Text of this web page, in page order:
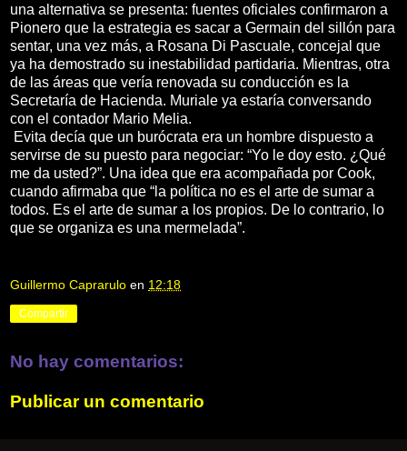
una alternativa se presenta: fuentes oficiales confirmaron a
Pionero que la estrategia es sacar a Germain del sillón para
sentar, una vez más, a Rosana Di Pascuale, concejal que
ya ha demostrado su inestabilidad partidaria. Mientras, otra
de las áreas que vería renovada su conducción es la
Secretaría de Hacienda. Muriale ya estaría conversando
con el contador Mario Melia.
Evita decía que un burócrata era un hombre dispuesto a
servirse de su puesto para negociar: “Yo le doy esto. ¿Qué
me da usted?”. Una idea que era acompañada por Cook,
cuando afirmaba que “la política no es el arte de sumar a
todos. Es el arte de sumar a los propios. De lo contrario, lo
que se organiza es una mermelada”.
Guillermo Caprarulo en 12:18
Compartir
No hay comentarios:
Publicar un comentario